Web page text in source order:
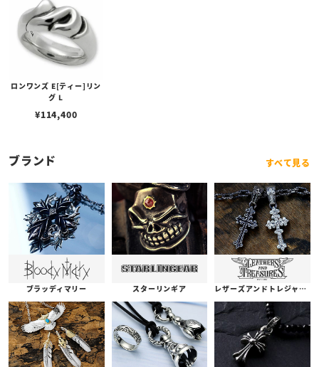
ロンワンズ E[ティー]リン
グ L
¥114,400
ブランド すべて見る
ブラッディマリー スターリンギア レザーズアンドトレジャーズ